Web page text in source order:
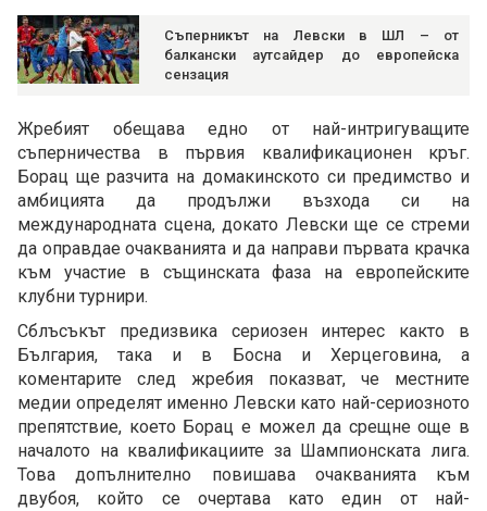
Съперникът на Левски в ШЛ – от
балкански аутсайдер до европейска
сензация
Жребият обещава едно от най-интригуващите
съперничества в първия квалификационен кръг.
Борац ще разчита на домакинското си предимство и
амбицията да продължи възхода си на
международната сцена, докато Левски ще се стреми
да оправдае очакванията и да направи първата крачка
към участие в същинската фаза на европейските
клубни турнири.
Сблъсъкът предизвика сериозен интерес както в
България, така и в Босна и Херцеговина, а
коментарите след жребия показват, че местните
медии определят именно Левски като най-сериозното
препятствие, което Борац е можел да срещне още в
началото на квалификациите за Шампионската лига.
Това допълнително повишава очакванията към
двубоя, който се очертава като един от най-